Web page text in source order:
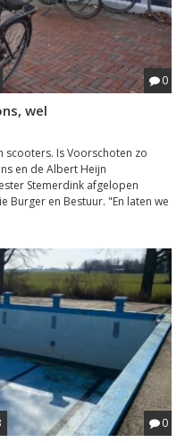
0
wel
scooters. Is Voorschoten zo
en de Albert Heijn
Stemerdink afgelopen
Burger en Bestuur. "En laten we
0